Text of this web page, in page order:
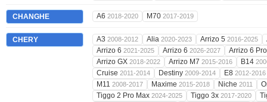
CHANGHE A6 2018-2020 M70 2017-2019
CHERY A3 2008-2012 Alia 2020-2023 Arrizo 5 2016-2025
Arrizo 6 2021-2025 Arrizo 6 2026-2027
Arrizo 6
Arrizo GX 2018-2022 Arrizo M7 2015-2016 B14
Cruise 2011-2014 Destiny 2009-2014 E8 2012-2016
M11 2008-2017 Maxime 2015-2018 Niche 2011
Tiggo 2 Pro Max 2024-2025 Tiggo 3x 2017-2020